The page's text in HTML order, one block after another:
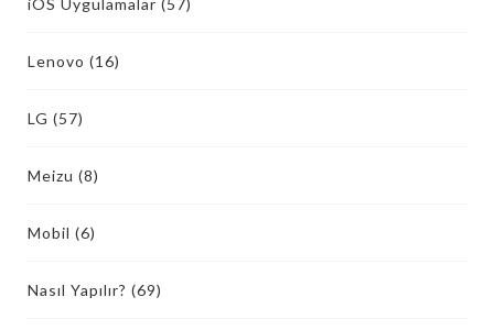
iOS Uygulamalar (57)
Lenovo (16)
LG (57)
Meizu (8)
Mobil (6)
Nasıl Yapılır? (69)